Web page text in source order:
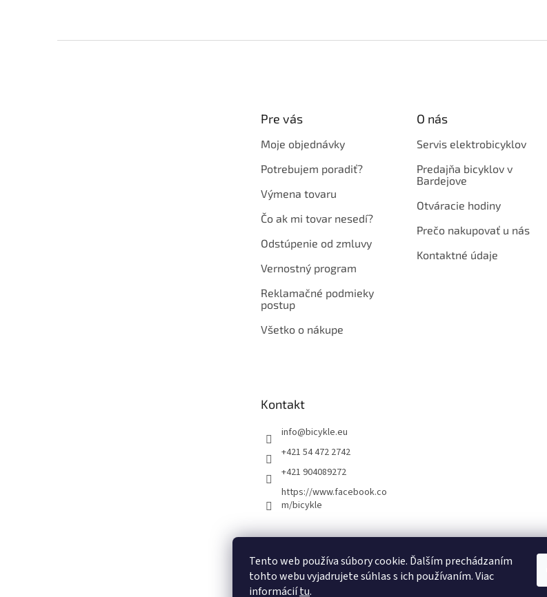
Tento web používa súbory cookie. Ďalším prechádzaním
tohto webu vyjadrujete súhlas s ich používaním. Viac
informáciítu.
Pre vás
Moje objednávky
Potrebujem poradiť?
Výmena tovaru
Čo ak mi tovar nesedí?
Odstúpenie od zmluvy
Vernostný program
Reklamačné podmieky
postup
Všetko o nákupe
O nás
Servis elektrobicyklov
Predajňa bicyklov v
Bardejove
Otváracie hodiny
Prečo nakupovať u nás
Kontaktné údaje
Kontakt
info@bicykle.eu
+421 54 472 2742
+421 904089272
https://www.facebook.co
m/bicykle